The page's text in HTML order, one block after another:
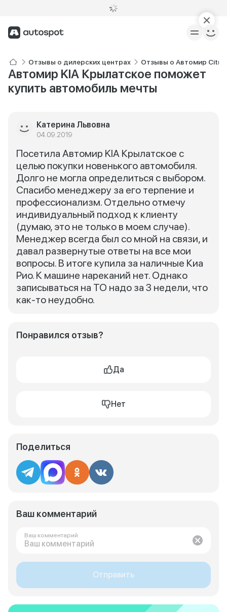
Отзывы о дилерских центрах Отзывы о Автомир
Автомир KIA Крылатское поможет
купить автомобиль мечты
Катерина Львовна
04.09.2019
Посетила Автомир KIA Крылатское с
целью покупки новенького автомобиля.
Долго не могла определиться с выбором.
Спасибо менеджеру за его терпение и
профессионализм. Отдельно отмечу
индивидуальный подход к клиенту
(думаю, это не только в моем случае).
Менеджер всегда был со мной на связи, и
давал развернутые ответы на все мои
вопросы. В итоге купила за наличные Киа
Рио. К машине нареканий нет. Однако
записываться на ТО надо за 3 недели, что
как-то неудобно.
Понравился отзыв?
Да
Нет
Поделиться
Ваш комментарий
Ваш комментарий
Отправить